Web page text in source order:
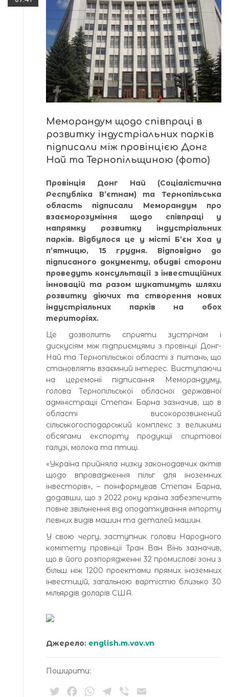
Меморандум щодо співпраці в
розвитку індустріальних парків
підписали між провінцією Донг
Най та Тернопільщиною (фото)
Провінція Донг Най (Соціалістична
Республіка В’єтнам) та Тернопільська
область підписали Меморандум про
взаєморозуміння щодо співпраці у
напрямку розвитку індустріальних
парків. Відбулося це у місті Б’єн Хоа у
п’ятницю, 15 грудня. Відповідно до
підписаного документу, обидві сторони
проведуть консультації з інвестиційних
інновацій та разом шукатимуть шляхи
розвитку діючих та створення нових
індустріальних парків на обох
територіях.
Це дозволить сприяти зустрічам і
дискусіям між підприємцями з провінції Донг-
Най та Тернопільської області з питань, що
становлять взаємний інтерес. Виступаючи
на церемонії підписання Меморандуму,
голова Тернопільської обласної державної
адміністрації Степан Барна зазначив, що в
області високорозвинений
сільськогосподарський комплекс з великими
обсягами експорту продукції спиртової
галузі, молока та птиці.
«Україна прийняла низку законодавчих актів
щодо впровадження пільг для іноземних
інвесторів», – поінформував Степан Барна,
додавши, що з 2022 року країна забезпечить
повне звільнення від оподаткування імпорту
певних видів машин та деталей машин.
У свою чергу, заступник голови Народного
комітету провінції Тран Ван Вінь зазначив,
що в його розпорядженні 32 промислові зони з
більш ніж 1200 проектами прямих іноземних
інвестицій, загальною вартістю близько 30
мільярдів доларів США.
Джерело: english.m.vov.vn
Поширити:
TwitterFacebookWhatsApp
Telegram
Viber